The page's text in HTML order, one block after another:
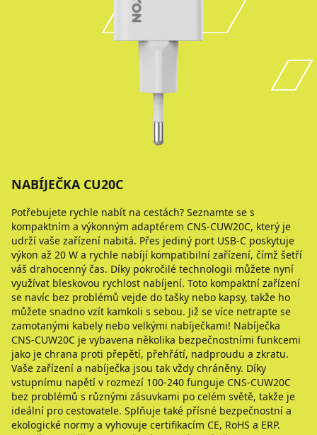
NABÍJEČKA CU20C
Potřebujete rychle nabít na cestách? Seznamte se s
kompaktním a výkonným adaptérem CNS-CUW20C, který je
udrží vaše zařízení nabitá. Přes jediný port USB-C poskytuje
výkon až 20 W a rychle nabíjí kompatibilní zařízení, čímž šetří
váš drahocenný čas. Díky pokročilé technologii můžete nyní
využívat bleskovou rychlost nabíjení. Toto kompaktní zařízení
se navíc bez problémů vejde do tašky nebo kapsy, takže ho
můžete snadno vzít kamkoli s sebou. Již se více netrapte se
zamotanými kabely nebo velkými nabíječkami! Nabíječka
CNS-CUW20C je vybavena několika bezpečnostními funkcemi
jako je chrana proti přepětí, přehřátí, nadproudu a zkratu.
Vaše zařízení a nabíječka jsou tak vždy chráněny. Díky
vstupnímu napětí v rozmezí 100-240 funguje CNS-CUW20C
bez problémů s různými zásuvkami po celém světě, takže je
ideální pro cestovatele. Splňuje také přísné bezpečnostní a
ekologické normy a vyhovuje certifikacím CE, RoHS a ERP.